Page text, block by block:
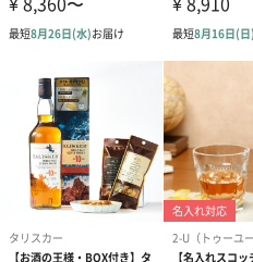
【デザイン確認メールはいつ届く
デザイン確認のオプションをご選
る前にデザインのイメージ画像
します。
営業日、営業時間の関係上、明
内をいたしかねます。
【期日に間に合わなかったらどう
デザインのイメージ画像をメール
期日を記載いたします。